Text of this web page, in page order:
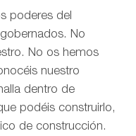
poderes del
No
No os hemos
nuestro
dentro de
podéis construirlo,
de construcción.